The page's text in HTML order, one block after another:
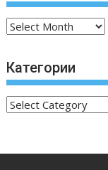
От
Категории
Категории